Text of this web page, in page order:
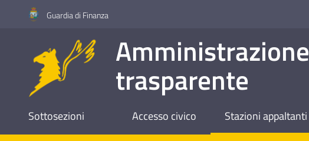
Vai al contenuto
Vai alla navigazione
Vai al footerGuardia di Finanza
Amministrazione
trasparente
Sottosezioni Accesso civico Stazioni appaltanti